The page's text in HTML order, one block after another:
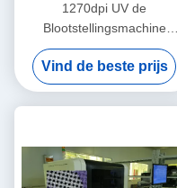
1270dpi UV de
Blootstellingsmachine
900x1000mm van PCB de
Technologie van DMD DLP
Vind de beste prijs